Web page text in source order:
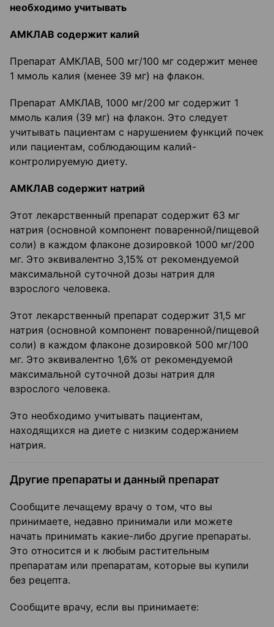
необходимо учитывать
АМКЛАВ содержит калий
Препарат АМКЛАВ, 500 мг/100 мг содержит менее
1 ммоль калия (менее 39 мг) на флакон.
Препарат АМКЛАВ, 1000 мг/200 мг содержит 1
ммоль калия (39 мг) на флакон. Это следует
учитывать пациентам с нарушением функций почек
или пациентам, соблюдающим калий-
контролируемую диету.
АМКЛАВ содержит натрий
Этот лекарственный препарат содержит 63 мг
натрия (основной компонент поваренной/пищевой
соли) в каждом флаконе дозировкой 1000 мг/200
мг. Это эквивалентно 3,15% от рекомендуемой
максимальной суточной дозы натрия для
взрослого человека.
Этот лекарственный препарат содержит 31,5 мг
натрия (основной компонент поваренной/пищевой
соли) в каждом флаконе дозировкой 500 мг/100
мг. Это эквивалентно 1,6% от рекомендуемой
максимальной суточной дозы натрия для
взрослого человека.
Это необходимо учитывать пациентам,
находящихся на диете с низким содержанием
натрия.
Другие препараты и данный препарат
Сообщите лечащему врачу о том, что вы
принимаете, недавно принимали или можете
начать принимать какие-либо другие препараты.
Это относится и к любым растительным
препаратам или препаратам, которые вы купили
без рецепта.
Сообщите врачу, если вы принимаете: